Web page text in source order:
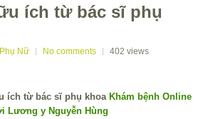
ích từ bác sĩ phụ
Nữ No comments 402 views
Khám bệnh Online
Lương y Nguyễn Hùng